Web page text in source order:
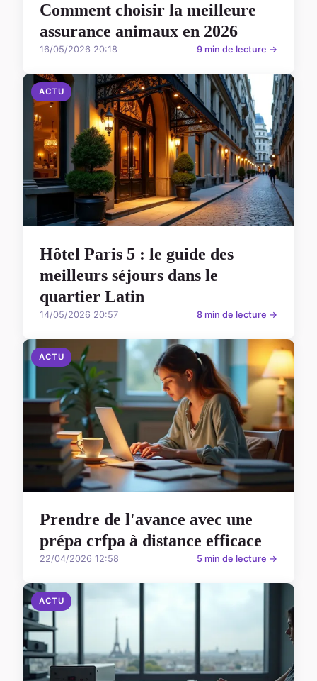
Comment choisir la meilleure
assurance animaux en 2026
16/05/2026 20:18 9 min de lecture →
ACTU
Hôtel Paris 5 : le guide des
meilleurs séjours dans le
quartier Latin
14/05/2026 20:57 8 min de lecture →
ACTU
Prendre de l'avance avec une
prépa crfpa à distance efficace
22/04/2026 12:58 5 min de lecture →
ACTU